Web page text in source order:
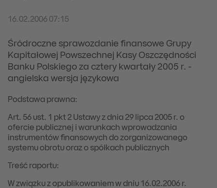
16.02.2006 07:15
Śródroczne sprawozdanie finansowe Grupy
Kapitałowej Powszechnej Kasy Oszczędności
Banku Polskiego za cztery kwartały 2005 r. -
angielska wersja językowa
Podstawa prawna:
Art. 56 ust. 1 pkt 2 Ustawy z dnia 29 lipca 2005 r. o
ofercie publicznej i warunkach wprowadzania
instrumentów finansowych do zorganizowanego
systemu obrotu oraz o spółkach publicznych
Treść raportu:
W związku z opublikowaniem w dniu 16.02.2006 r.